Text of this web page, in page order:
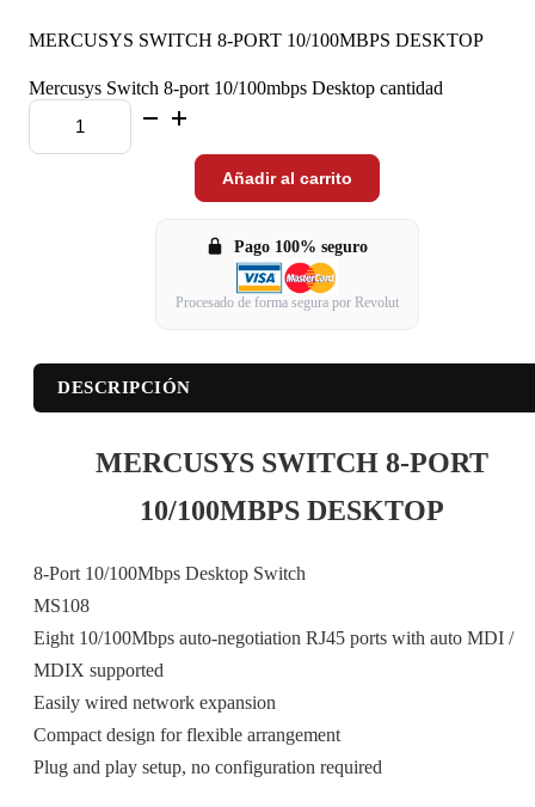
MERCUSYS SWITCH 8-PORT 10/100MBPS DESKTOP
Mercusys Switch 8-port 10/100mbps Desktop cantidad
Añadir al carrito
Pago 100% seguro
Procesado de forma segura por Revolut
DESCRIPCIÓN
MERCUSYS SWITCH 8-PORT
10/100MBPS DESKTOP
8-Port 10/100Mbps Desktop Switch
MS108
Eight 10/100Mbps auto-negotiation RJ45 ports with auto MDI /
MDIX supported
Easily wired network expansion
Compact design for flexible arrangement
Plug and play setup, no configuration required